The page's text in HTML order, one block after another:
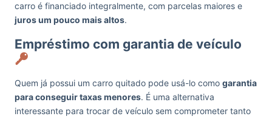
carro é financiado integralmente, com parcelas maiores e
juros um pouco mais altos.
Empréstimo com garantia de veículo
Quem já possui um carro quitado pode usá-lo como garantia
para conseguir taxas menores. É uma alternativa
interessante para trocar de veículo sem comprometer tanto